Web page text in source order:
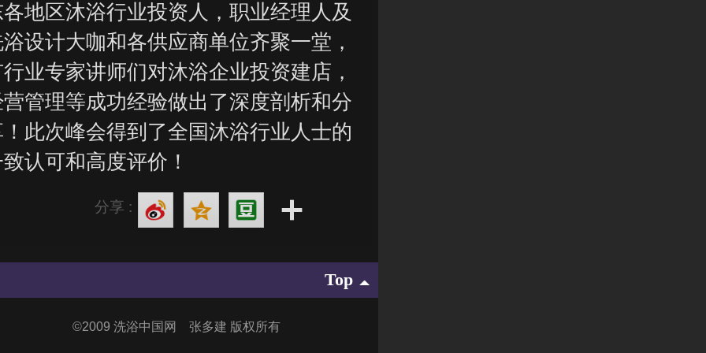
地区沐浴行业投资人，职业经理人及
设计大咖和各供应商单位齐聚一堂，
业专家讲师们对沐浴企业投资建店，
管理等成功经验做出了深度剖析和分
此次峰会得到了全国沐浴行业人士的
认可和高度评价！
分享 :
Top
©2009 洗浴中国网 张多建 版权所有